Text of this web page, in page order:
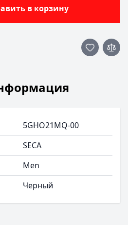
в корзину
5GHO21MQ-00
SECA
Men
Черный